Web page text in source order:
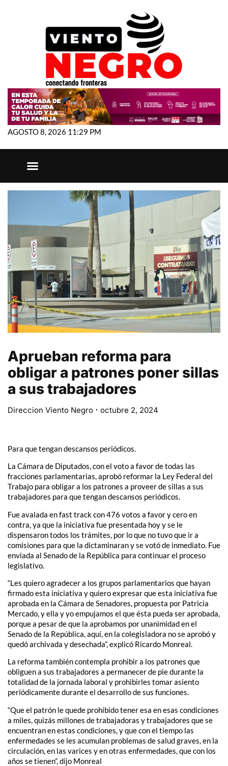
AGOSTO 8, 2026 11:29 PM
Aprueban reforma para
obligar a patrones poner sillas
a sus trabajadores
Direccion Viento Negro octubre 2, 2024
Para que tengan descansos periódicos.
La Cámara de Diputados, con el voto a favor de todas las
fracciones parlamentarias, aprobó reformar la Ley Federal del
Trabajo para obligar a los patrones a proveer de sillas a sus
trabajadores para que tengan descansos periódicos.
Fue avalada en fast track con 476 votos a favor y cero en
contra, ya que la iniciativa fue presentada hoy y se le
dispensaron todos los trámites, por lo que no tuvo que ir a
comisiones para que la dictaminaran y se votó de inmediato. Fue
enviada al Senado de la República para continuar el proceso
legislativo.
“Les quiero agradecer a los grupos parlamentarios que hayan
firmado esta iniciativa y quiero expresar que esta iniciativa fue
aprobada en la Cámara de Senadores, propuesta por Patricia
Mercado, y ella y yo empujamos el que ésta pueda ser aprobada,
porque a pesar de que la aprobamos por unanimidad en el
Senado de la República, aquí, en la colegisladora no se aprobó y
quedó archivada y desechada”, explicó Ricardo Monreal.
La reforma también contempla prohibir a los patrones que
obliguen a sus trabajadores a permanecer de pie durante la
totalidad de la jornada laboral y prohibirles tomar asiento
periódicamente durante el desarrollo de sus funciones.
“Que el patrón le quede prohibido tener esa en esas condiciones
a miles, quizás millones de trabajadoras y trabajadores que se
encuentran en estas condiciones, y que con el tiempo las
enfermedades se les acumulan problemas de salud graves, en la
circulación, en las varices y en otras enfermedades, que con los
años se tienen”, dijo Monreal